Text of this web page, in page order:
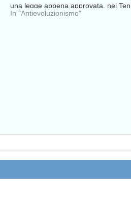
una legge appena approvata, nel
insegnare nelle scuole…
In "Antievoluzionismo"